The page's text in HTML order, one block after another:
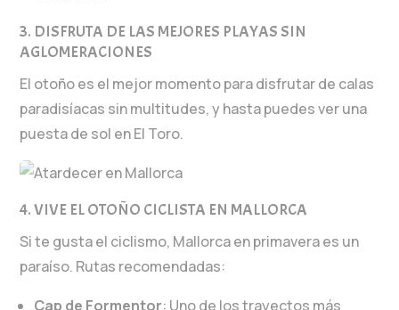
3. DISFRUTA DE LAS MEJORES PLAYAS SIN
AGLOMERACIONES
El otoño es el mejor momento para disfrutar de calas
paradisíacas sin multitudes, y hasta puedes ver una
puesta de sol en El Toro.
4. VIVE EL OTOÑO CICLISTA EN MALLORCA
Si te gusta el ciclismo, Mallorca en primavera es un
paraíso. Rutas recomendadas:
Cap de Formentor: Uno de los trayectos más